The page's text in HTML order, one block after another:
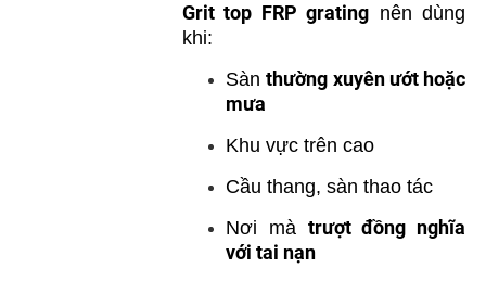
Grit top FRP grating nên dùng
khi:
Sànthường xuyên ướt hoặc
mưa
Khu vực trên cao
Cầu thang, sàn thao tác
Nơi mà trượt đồng nghĩa
với tai nạn